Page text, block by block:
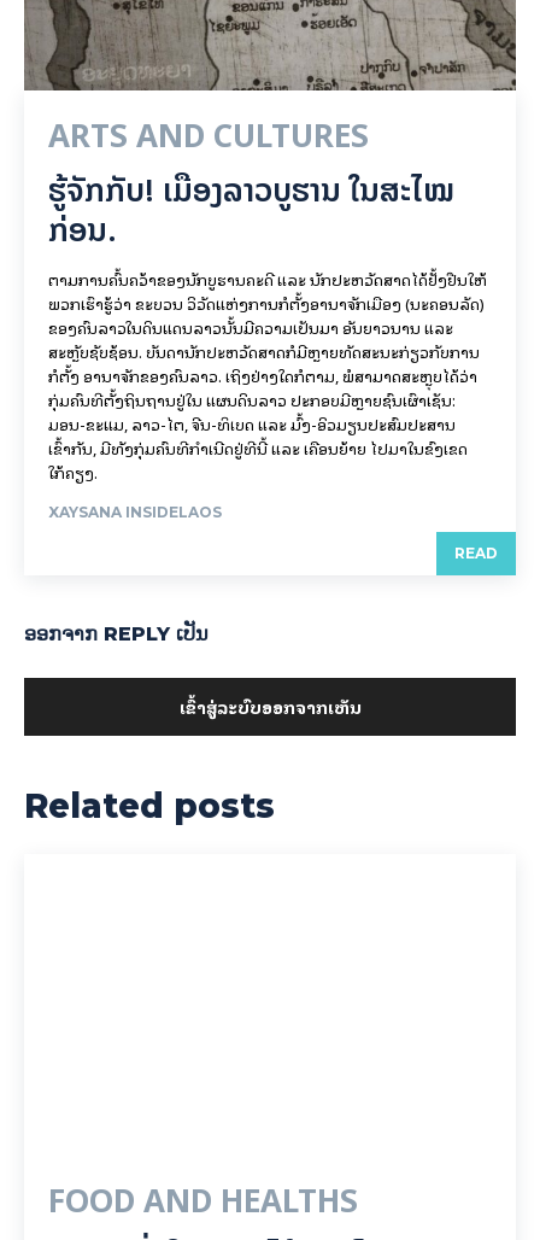
ARTS AND CULTURES
ຮູ້ຈັກກັບ! ເມືອງລາວບູຮານ ໃນສະໄໝ
ກ່ອນ.
ຕາມການຄົ້ນຄວ້າຂອງນັກບູຮານຄະດີ ແລະ ນັກປະຫວັດສາດໄດ້ຢັ້ງຢືນໃຫ້
ພວກເຮົາຮູ້ວ່າ ຂະບວນ ວິວັດແຫ່ງການກໍ່ຕັ້ງອານາຈັກເມືອງ (ນະຄອນລັດ)
ຂອງຄົນລາວໃນດິນແດນລາວນັ້ນມີຄວາມເປັນມາ ອັນຍາວນານ ແລະ
ສະຫຼັບຊັບຊ້ອນ. ບັນດານັກປະຫວັດສາດກໍມີຫຼາຍທັດສະນະກ່ຽວກັບການ
ກໍ່ຕັ້ງ ອານາຈັກຂອງຄົນລາວ. ເຖິງຢ່າງໃດກໍຕາມ, ພໍສາມາດສະຫຼຸບໄດ້ວ່າ
ກຸ່ມຄົນທີ່ຕັ້ງຖິ່ນຖານຢູ່ໃນ ແຜນດິນລາວ ປະກອບມີຫຼາຍຊົນເຜົ່າເຊັ່ນ:
ມອນ-ຂະແມ, ລາວ-ໄຕ, ຈີນ-ທິເບດ ແລະ ມົ້ງ-ອິວມຽນປະສົມປະສານ
ເຂົ້າກັນ, ມີທັງກຸ່ມຄົນທີ່ກຳເນີດຢູ່ທີ່ນີ້ ແລະ ເຄື່ອນຍ້າຍ ໄປມາໃນຂົງເຂດ
ໃກ້ຄຽງ.
XAYSANA INSIDELAOS
READ
ອອກ​ຈາກ REPLY ເປັນ
ເຂົ້າ​ສູ່​ລະ​ບົບ​ອອກ​ຈາກ​ເຫັນ
Related posts
FOOD AND HEALTHS